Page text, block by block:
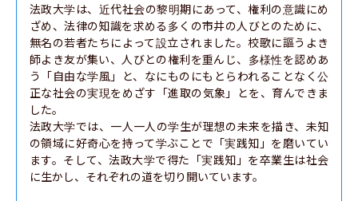
法政大学は、近代社会の黎明期にあって、権利の意識にめ
ざめ、法律の知識を求める多くの市井の人びとのために、
無名の若者たちによって設立されました。校歌に謳うよき
師よき友が集い、人びとの権利を重んじ、多様性を認めあ
う「自由な学風」と、なにものにもとらわれることなく公
正な社会の実現をめざす「進取の気象」とを、育んできま
した。
法政大学では、一人一人の学生が理想の未来を描き、未知
の領域に好奇心を持って学ぶことで「実践知」を磨いてい
ます。そして、法政大学で得た「実践知」を卒業生は社会
に生かし、それぞれの道を切り開いています。